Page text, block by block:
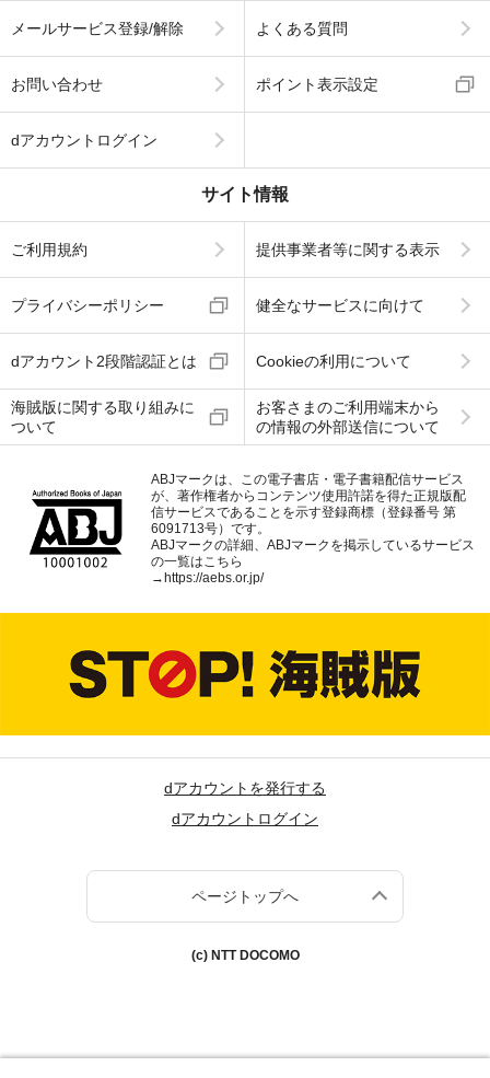
メールサービス登録/解除 よくある質問
お問い合わせ ポイント表示設定
dアカウントログイン
サイト情報
ご利用規約 提供事業者等に関する表示
プライバシーポリシー 健全なサービスに向けて
dアカウント2段階認証とは Cookieの利用について
海賊版に関する取り組みに
ついて
お客さまのご利用端末から
の情報の外部送信について
ABJマークは、この電子書店・電子書籍配信サービス
が、著作権者からコンテンツ使用許諾を得た正規版配
信サービスであることを示す登録商標（登録番号 第
6091713号）です。
ABJマークの詳細、ABJマークを掲示しているサービス
の一覧はこちら
→ https://aebs.or.jp/
dアカウントを発行する
dアカウントログイン
ページトップへ
(c) NTT DOCOMO